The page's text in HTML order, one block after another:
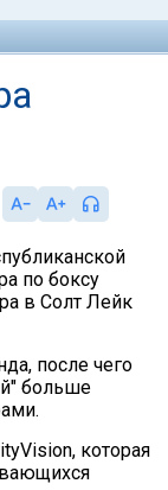
по боксу
в Солт Лейк
после чего
больше
которая